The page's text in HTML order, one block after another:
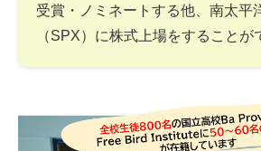
受賞・ノミネートする他、南太平
（SPX）に株式上場をすることが